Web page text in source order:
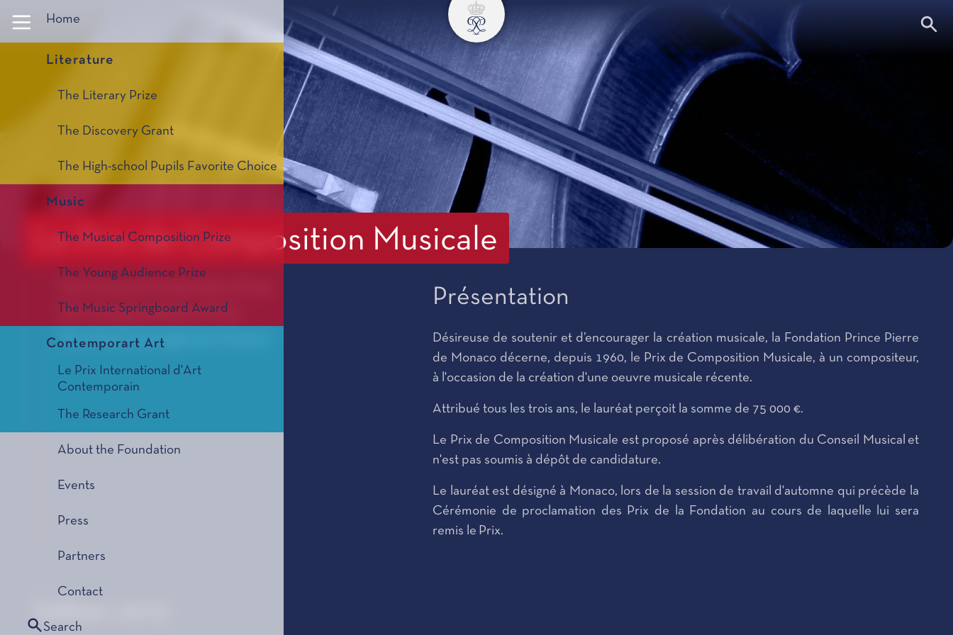
Home
Literature
The Literary Prize
The Discovery Grant
The High-school Pupils Favorite Choice
Music
The Musical Composition Prize
The Young Audience Prize
The Music Springboard Award
Contemporart Art
Le Prix International d'Art
Contemporain
The Research Grant
About the Foundation
Events
Press
Partners
Contact
Search
Le Prix de Composition Musicale
The Young Audience Prize
The Music Springboard Award
Présentation
Désireuse de soutenir et d’encourager la création musicale, la Fondation Prince Pierre
de Monaco décerne, depuis 1960, le Prix de Composition Musicale, à un compositeur,
à l'occasion de la création d'une oeuvre musicale récente.
Attribué tous les trois ans, le lauréat perçoit la somme de 75 000 €.
Le Prix de Composition Musicale est proposé après délibération du Conseil Musical et
n'est pas soumis à dépôt de candidature.
Le lauréat est désigné à Monaco, lors de la session de travail d'automne qui précède la
Cérémonie de proclamation des Prix de la Fondation au cours de laquelle lui sera
remis le Prix.
Edition 1973